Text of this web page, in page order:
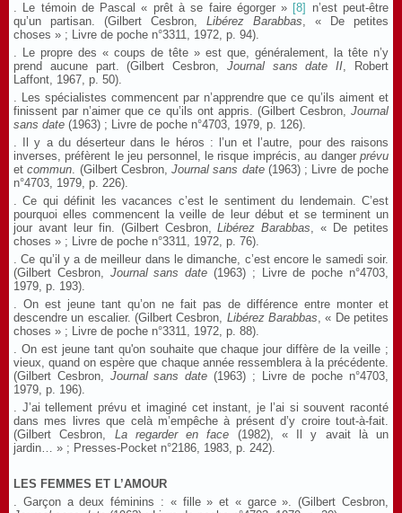
. Le témoin de Pascal « prêt à se faire égorger » [8]
n’est peut-être
qu’un partisan. (Gilbert Cesbron, Libérez Barabbas, « De petites
choses » ; Livre de poche n°3311, 1972, p. 94).
. Le propre des « coups de tête » est que, généralement, la tête n’y
prend aucune part. (Gilbert Cesbron, Journal sans date II, Robert
Laffont, 1967, p. 50).
. Les spécialistes commencent par n’apprendre que ce qu’ils aiment et
finissent par n’aimer que ce qu’ils ont appris. (Gilbert Cesbron, Journal
sans date (1963) ; Livre de poche n°4703, 1979, p. 126).
. Il y a du déserteur dans le héros : l’un et l’autre, pour des raisons
inverses, préfèrent le jeu personnel, le risque imprécis, au danger prévu
etcommun. (Gilbert Cesbron,Journal sans date(1963) ; Livre de poche
n°4703, 1979, p. 226).
. Ce qui définit les vacances c’est le sentiment du lendemain. C’est
pourquoi elles commencent la veille de leur début et se terminent un
jour avant leur fin. (Gilbert Cesbron,Libérez Barabbas, « De petites
choses » ; Livre de poche n°3311, 1972, p. 76).
. Ce qu’il y a de meilleur dans le dimanche, c’est encore le samedi soir.
(Gilbert Cesbron, Journal sans date (1963) ; Livre de poche n°4703,
1979, p. 193).
. On est jeune tant qu’on ne fait pas de différence entre monter et
descendre un escalier. (Gilbert Cesbron, Libérez Barabbas, « De petites
choses » ; Livre de poche n°3311, 1972, p. 88).
. On est jeune tant qu'on souhaite que chaque jour diffère de la veille ;
vieux, quand on espère que chaque année ressemblera à la précédente.
(Gilbert Cesbron, Journal sans date (1963) ; Livre de poche n°4703,
1979, p. 196).
. J’ai tellement prévu et imaginé cet instant, je l’ai si souvent raconté
dans mes livres que celà m’empêche à présent d’y croire tout-à-fait.
(Gilbert Cesbron, La regarder en face (1982), « Il y avait là un
jardin… » ; Presses-Pocket n°2186, 1983, p. 242).
LES FEMMES ET L’AMOUR
. Garçon a deux féminins : « fille » et « garce ». (Gilbert Cesbron,